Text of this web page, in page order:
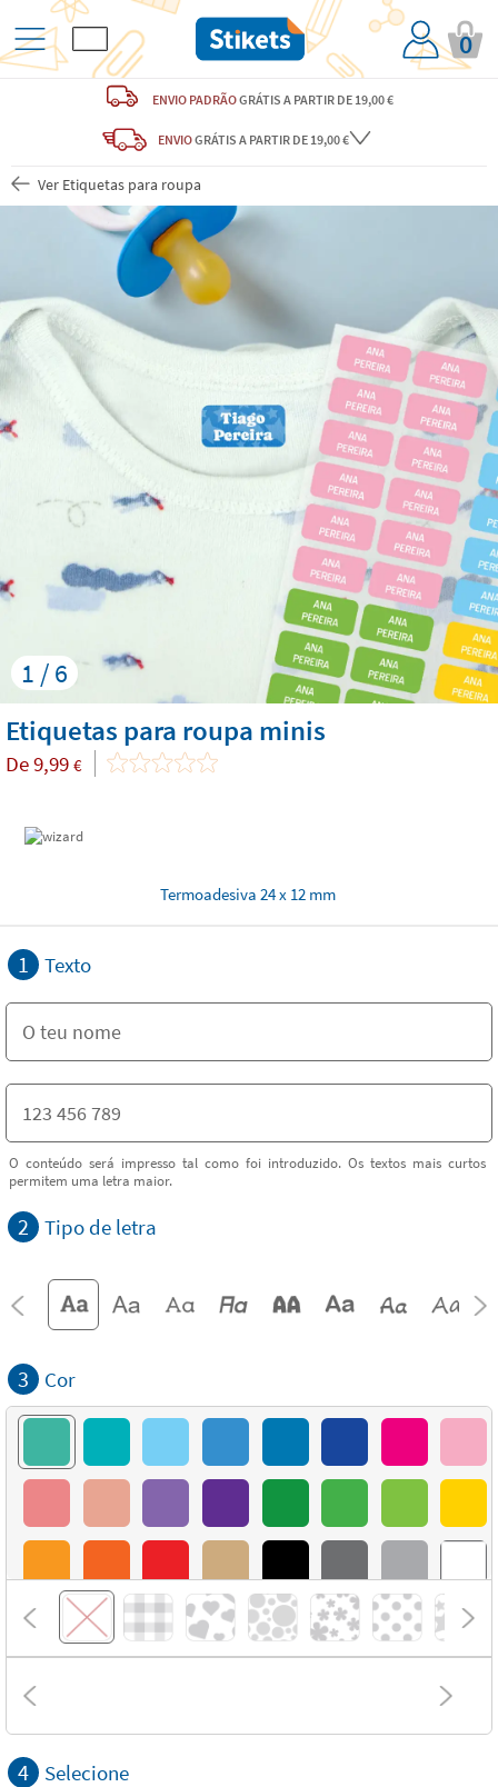
0
ENVIO PADRÃOGRÁTIS A PARTIR DE 19,00 €
ENVIOGRÁTIS A PARTIR DE 19,00 €
Ver Etiquetas para roupa
1 / 6
Etiquetas para roupa minis
De9,99 €
Termoadesiva 24 x 12 mm
1 Texto
O conteúdo será impresso tal como foi introduzido. Os textos mais curtos
permitem uma letra maior.
2 Tipo de letra
3 Cor
4 Selecione